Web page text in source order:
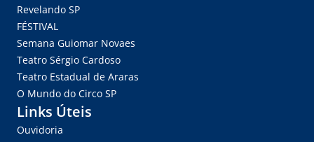
Revelando SP
FÉSTIVAL
Semana Guiomar Novaes
Teatro Sérgio Cardoso
Teatro Estadual de Araras
O Mundo do Circo SP
Links Úteis
Ouvidoria